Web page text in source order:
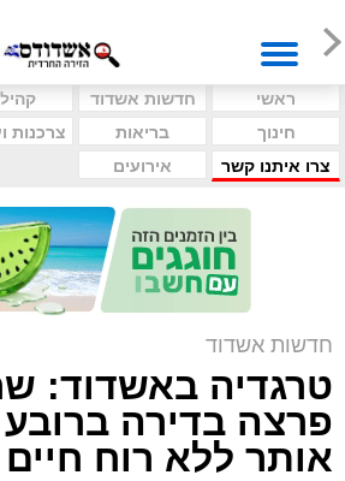
ראשי חדשות אשדוד
חינוך
בריאות צרכנות
צרו איתנו קשר
אירועים
חדשות אשדוד
טרגדיה באשדוד:
פרצה בדירה
אותר ללא רוח חיים